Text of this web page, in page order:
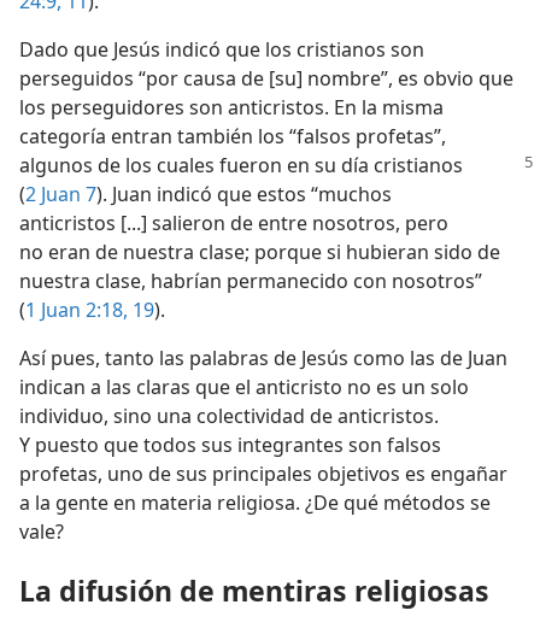
Dado que Jesús indicó que los cristianos son
perseguidos “por causa de [su] nombre”, es obvio que
los perseguidores son anticristos. En la misma
categoría entran también los “falsos profetas”,
algunos de los cuales fueron en su día cristianos
(2 Juan 7). Juan indicó que estos “muchos
anticristos [...] salieron de entre nosotros, pero
no eran de nuestra clase; porque si hubieran sido de
nuestra clase, habrían permanecido con nosotros”
(1 Juan 2:18, 19).
Así pues, tanto las palabras de Jesús como las de Juan
indican a las claras que el anticristo no es un solo
individuo, sino una colectividad de anticristos.
Y puesto que todos sus integrantes son falsos
profetas, uno de sus principales objetivos es engañar
a la gente en materia religiosa. ¿De qué métodos se
vale?
La difusión de mentiras religiosas